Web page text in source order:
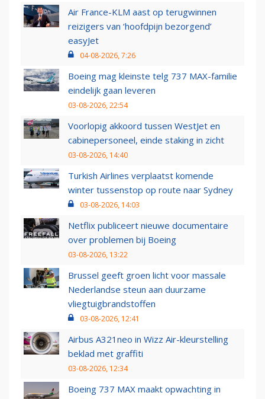
Air France-KLM aast op terugwinnen
reizigers van ‘hoofdpijn bezorgend’
easyJet
04-08-2026, 7:26
Boeing mag kleinste telg 737 MAX-familie
eindelijk gaan leveren
03-08-2026, 22:54
Voorlopig akkoord tussen WestJet en
cabinepersoneel, einde staking in zicht
03-08-2026, 14:40
Turkish Airlines verplaatst komende
winter tussenstop op route naar Sydney
03-08-2026, 14:03
Netflix publiceert nieuwe documentaire
over problemen bij Boeing
03-08-2026, 13:22
Brussel geeft groen licht voor massale
Nederlandse steun aan duurzame
vliegtuigbrandstoffen
03-08-2026, 12:41
Airbus A321neo in Wizz Air-kleurstelling
beklad met graffiti
03-08-2026, 12:34
Boeing 737 MAX maakt opwachting in